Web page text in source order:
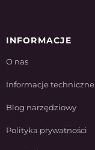
INFORMACJE
O nas
Informacje techniczne
Blog narzędziowy
Polityka prywatności